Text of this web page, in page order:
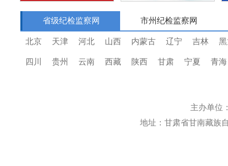
省级纪检监察网 市州纪检监察网
北京 天津 河北 山西 内蒙古 辽宁 吉林
四川 贵州 云南 西藏 陕西 甘肃 宁夏 青海
主办单位
地址：甘肃省甘南藏族